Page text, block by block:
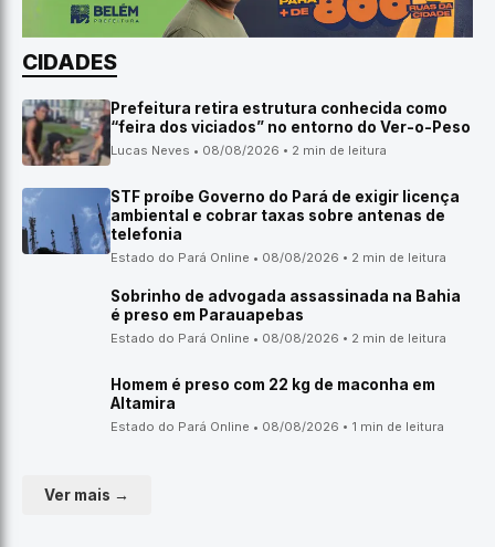
CIDADES
Prefeitura retira estrutura conhecida como
“feira dos viciados” no entorno do Ver-o-Peso
Lucas Neves • 08/08/2026 • 2 min de leitura
STF proíbe Governo do Pará de exigir licença
ambiental e cobrar taxas sobre antenas de
telefonia
Estado do Pará Online • 08/08/2026 • 2 min de leitura
Sobrinho de advogada assassinada na Bahia
é preso em Parauapebas
Estado do Pará Online • 08/08/2026 • 2 min de leitura
Homem é preso com 22 kg de maconha em
Altamira
Estado do Pará Online • 08/08/2026 • 1 min de leitura
Ver mais →